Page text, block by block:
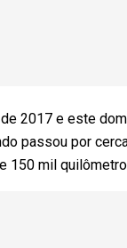
2017 e este
passou por
150 mil